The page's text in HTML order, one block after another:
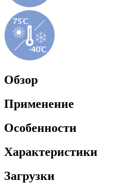
Обзор
Применение
Особенности
Характеристики
Загрузки